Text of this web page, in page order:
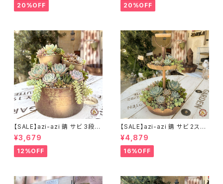
20%OFF 20%OFF
【SALE】azi-azi 錆 サビ 3段シ
ャビー プランター
¥3,679
12%OFF
【SALE】azi-azi 錆 サビ 2ステ
ップ プランター
¥4,879
16%OFF